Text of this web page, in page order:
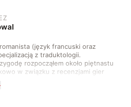
(język francuski oraz
z traduktologii.
rozpocząłem około piętnastu
w związku z recenzjami gier
na tematy związane z nauką